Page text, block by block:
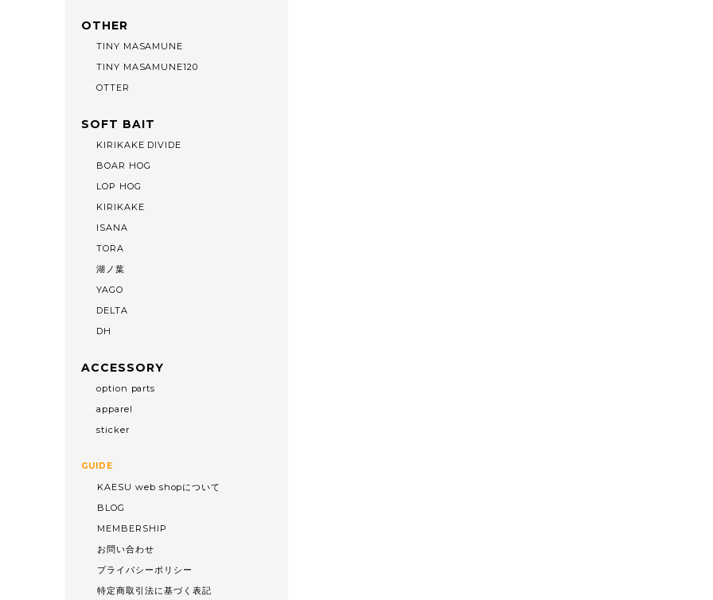
OTHER
TINY MASAMUNE
TINY MASAMUNE120
OTTER
SOFT BAIT
KIRIKAKE DIVIDE
BOAR HOG
LOP HOG
KIRIKAKE
ISANA
TORA
湖ノ葉
YAGO
DELTA
DH
ACCESSORY
option parts
apparel
sticker
GUIDE
KAESU web shopについて
BLOG
MEMBERSHIP
お問い合わせ
プライバシーポリシー
特定商取引法に基づく表記